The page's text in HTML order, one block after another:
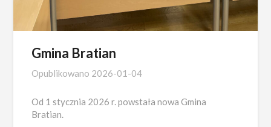
Gmina Bratian
Opublikowano 2026-01-04
Od 1 stycznia 2026 r. powstała nowa Gmina
Bratian.